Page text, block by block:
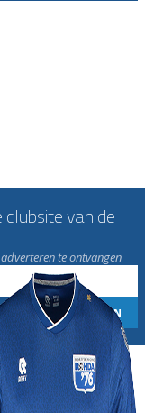
van de
te ontvangen